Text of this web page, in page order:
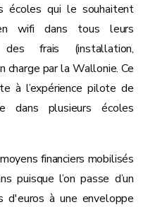
écoles qui le souhaitent
wifi dans tous leurs
frais (installation,
charge par la Wallonie. Ce
à l’expérience pilote de
dans plusieurs écoles
financiers mobilisés
puisque l’on passe d’un
d'euros à une enveloppe